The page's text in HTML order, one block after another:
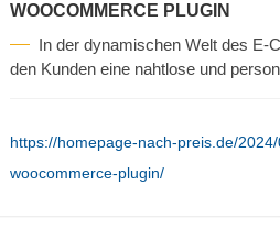
WOOCOMMERCE PLUGIN
In der dynamischen Welt des E-
den Kunden eine nahtlose und
https://homepage-nach-preis.de/
woocommerce-plugin/